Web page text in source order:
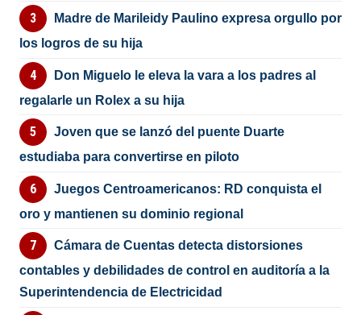
Madre de Marileidy Paulino expresa orgullo por
los logros de su hija
Don Miguelo le eleva la vara a los padres al
regalarle un Rolex a su hija
Joven que se lanzó del puente Duarte
estudiaba para convertirse en piloto
Juegos Centroamericanos: RD conquista el
oro y mantienen su dominio regional
Cámara de Cuentas detecta distorsiones
contables y debilidades de control en auditoría a la
Superintendencia de Electricidad